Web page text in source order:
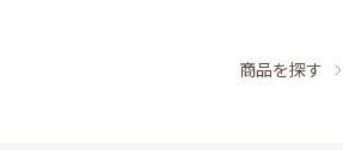
商品を探す